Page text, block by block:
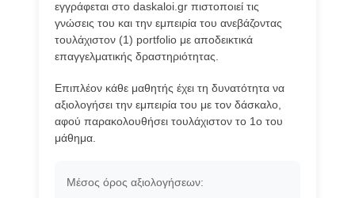
εγγράφεται στο daskaloi.gr πιστοποιεί τις
γνώσεις του και την εμπειρία του ανεβάζοντας
τουλάχιστον (1) portfolio με αποδεικτικά
επαγγελματικής δραστηριότητας.
Επιπλέον κάθε μαθητής έχει τη δυνατότητα να
αξιολογήσει την εμπειρία του με τον δάσκαλο,
αφού παρακολουθήσει τουλάχιστον το 1ο του
μάθημα.
Μέσος όρος αξιολογήσεων: